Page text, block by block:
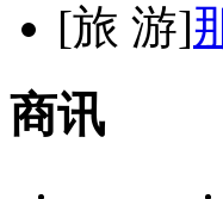
[旅 游]
商讯